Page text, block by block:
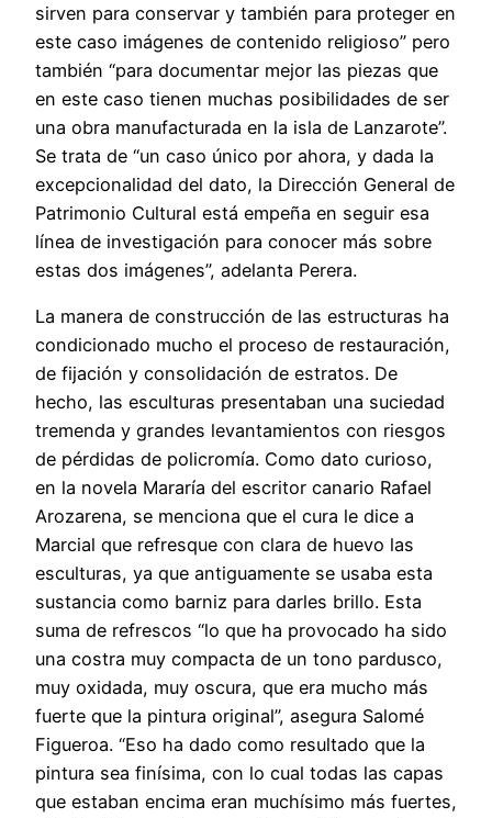
sirven para conservar y también para proteger en
este caso imágenes de contenido religioso” pero
también “para documentar mejor las piezas que
en este caso tienen muchas posibilidades de ser
una obra manufacturada en la isla de Lanzarote”.
Se trata de “un caso único por ahora, y dada la
excepcionalidad del dato, la Dirección General de
Patrimonio Cultural está empeña en seguir esa
línea de investigación para conocer más sobre
estas dos imágenes”, adelanta Perera.
La manera de construcción de las estructuras ha
condicionado mucho el proceso de restauración,
de fijación y consolidación de estratos. De
hecho, las esculturas presentaban una suciedad
tremenda y grandes levantamientos con riesgos
de pérdidas de policromía. Como dato curioso,
en la novela Mararía del escritor canario Rafael
Arozarena, se menciona que el cura le dice a
Marcial que refresque con clara de huevo las
esculturas, ya que antiguamente se usaba esta
sustancia como barniz para darles brillo. Esta
suma de refrescos “lo que ha provocado ha sido
una costra muy compacta de un tono pardusco,
muy oxidada, muy oscura, que era mucho más
fuerte que la pintura original”, asegura Salomé
Figueroa. “Eso ha dado como resultado que la
pintura sea finísima, con lo cual todas las capas
que estaban encima eran muchísimo más fuertes,